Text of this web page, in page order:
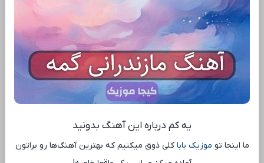
یه کم درباره این آهنگ بدونید
ما اینجا تو موزیک بابا کلی ذوق میکنیم که بهترین آهنگ‌ها رو براتون